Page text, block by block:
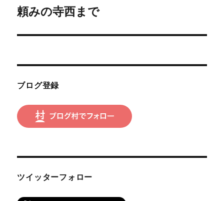
ゲ
ー
次
投
頼みの寺西まで
ブログ登録
ツイッターフォロー